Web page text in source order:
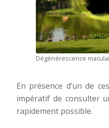
Dégénérescence
En présence d’un de
impératif de consulter
rapidement possible.